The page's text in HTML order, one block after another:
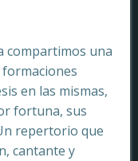
compartimos una
en las mismas,
fortuna, sus
repertorio que
cantante y